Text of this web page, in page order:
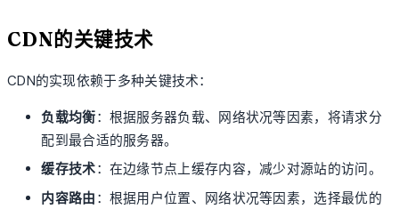
CDN的关键技术
CDN的实现依赖于多种关键技术：
负载均衡：根据服务器负载、网络状况等因素，将请求分
配到最合适的服务器。
缓存技术：在边缘节点上缓存内容，减少对源站的访问。
内容路由 ：根据用户位置、网络状况等因素，选择最优的